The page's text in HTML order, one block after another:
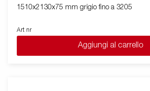
1510x2130x75 mm grigio fino a 3205
Art nr
Aggiungi al carrello